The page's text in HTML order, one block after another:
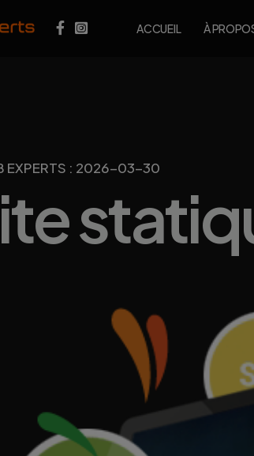
ACCUEIL À
EXPERTS : 2026-03-30